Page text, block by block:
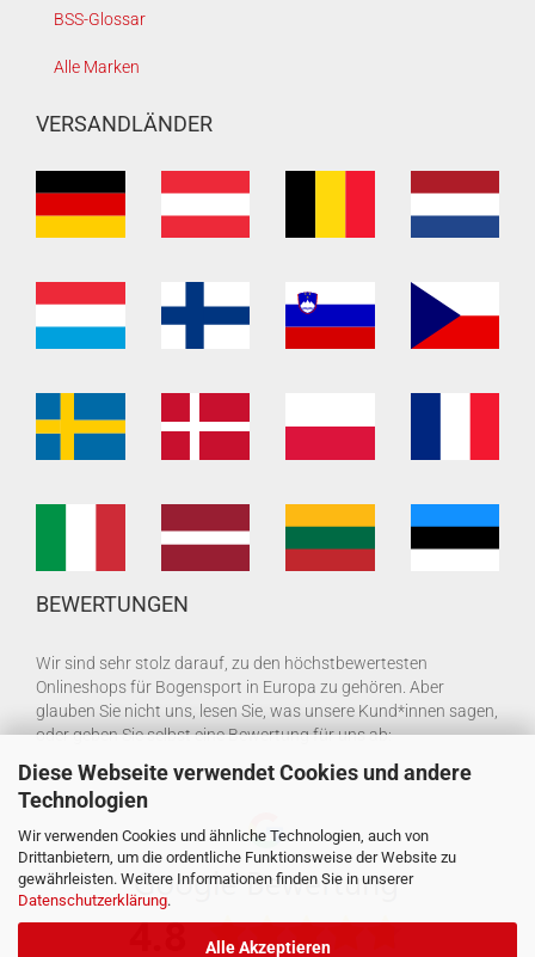
Diese Webseite verwendet Cookies und andere
Technologien
Wir verwenden Cookies und ähnliche Technologien, auch von
Drittanbietern, um die ordentliche Funktionsweise der Website zu
gewährleisten. Weitere Informationen finden Sie in unserer
Datenschutzerklärung.
Alle Akzeptieren
BSS-Glossar
Alle Marken
VERSANDLÄNDER
BEWERTUNGEN
Wir sind sehr stolz darauf, zu den höchstbewertesten
Onlineshops für Bogensport in Europa zu gehören. Aber
glauben Sie nicht uns, lesen Sie, was unsere Kund*innen sagen,
oder geben Sie selbst eine Bewertung für uns ab: